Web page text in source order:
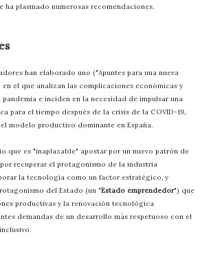
ha plasmado numerosas recomendaciones.
han elaborado uno ("Apuntes para una nueva
el que analizan las complicaciones económicas y
pandemia e inciden en la necesidad de impulsar una
para el tiempo después de la crisis de la COVID-19,
modelo productivo dominante en España.
que es "inaplazable" apostar por un nuevo patrón de
recuperar el protagonismo de la industria
la tecnología como un factor estratégico, y
del Estado (un "Estado emprendedor") que
productivas y la renovación tecnológica
demandas de un desarrollo más respetuoso con el